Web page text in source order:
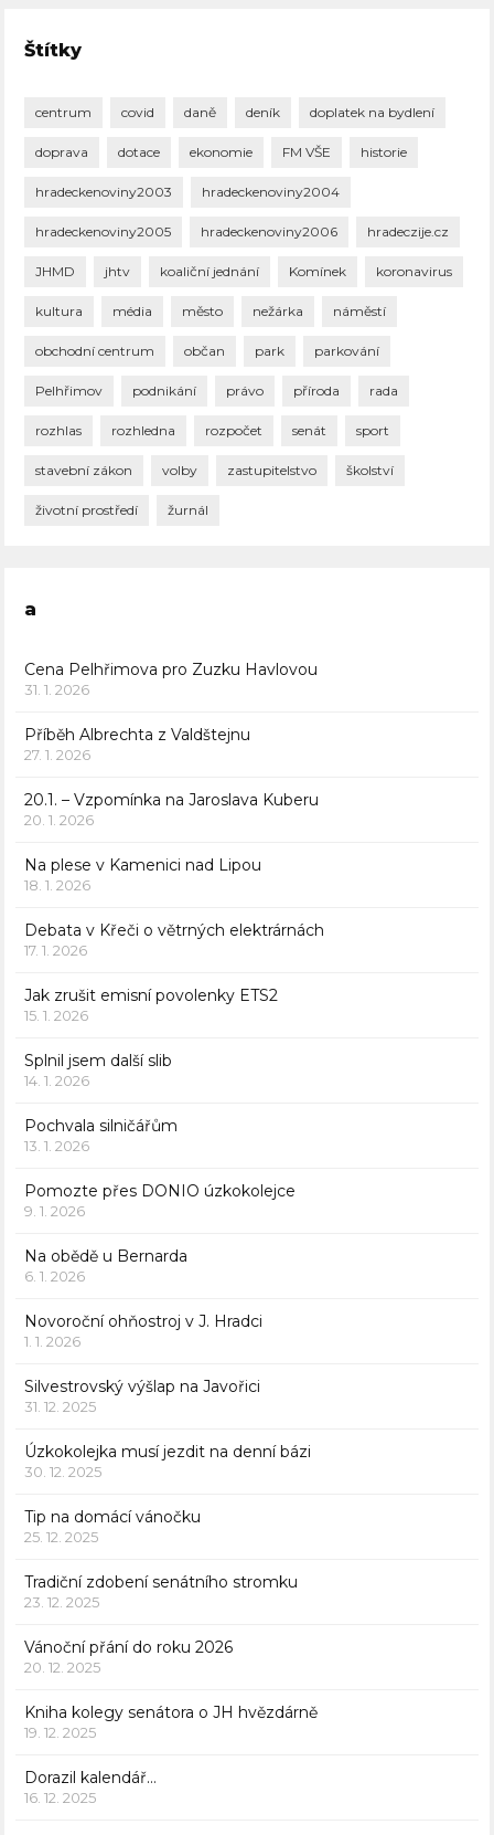
Štítky
centrum covid daně deník doplatek na bydlení
doprava dotace ekonomie FM VŠE historie
hradeckenoviny2003 hradeckenoviny2004
hradeckenoviny2005 hradeckenoviny2006 hradeczije.cz
JHMD jhtv koaliční jednání Komínek koronavirus
kultura média město nežárka náměstí
obchodní centrum občan park parkování
Pelhřimov podnikání právo příroda rada
rozhlas rozhledna rozpočet senát sport
stavební zákon volby zastupitelstvo školství
životní prostředí žurnál
a
Cena Pelhřimova pro Zuzku Havlovou
31. 1. 2026
Příběh Albrechta z Valdštejnu
27. 1. 2026
20.1. – Vzpomínka na Jaroslava Kuberu
20. 1. 2026
Na plese v Kamenici nad Lipou
18. 1. 2026
Debata v Křeči o větrných elektrárnách
17. 1. 2026
Jak zrušit emisní povolenky ETS2
15. 1. 2026
Splnil jsem další slib
14. 1. 2026
Pochvala silničářům
13. 1. 2026
Pomozte přes DONIO úzkokolejce
9. 1. 2026
Na obědě u Bernarda
6. 1. 2026
Novoroční ohňostroj v J. Hradci
1. 1. 2026
Silvestrovský výšlap na Javořici
31. 12. 2025
Úzkokolejka musí jezdit na denní bázi
30. 12. 2025
Tip na domácí vánočku
25. 12. 2025
Tradiční zdobení senátního stromku
23. 12. 2025
Vánoční přání do roku 2026
20. 12. 2025
Kniha kolegy senátora o JH hvězdárně
19. 12. 2025
Dorazil kalendář…
16. 12. 2025